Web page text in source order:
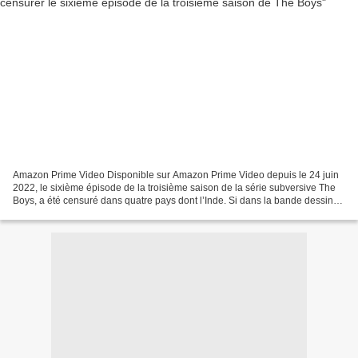
Amazon Prime Video Disponible sur Amazon Prime Video depuis le 24 juin
2022, le sixième épisode de la troisième saison de la série subversive The
Boys, a été censuré dans quatre pays dont l’Inde. Si dans la bande dessinée